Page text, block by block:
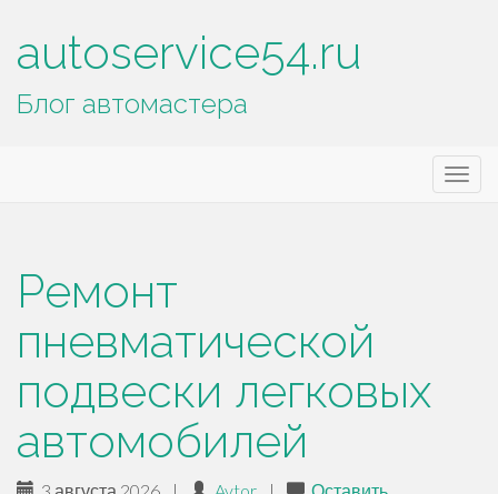
autoservice54.ru
Блог автомастера
Ремонт
пневматической
подвески легковых
автомобилей